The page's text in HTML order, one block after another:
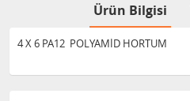
Ürün Bilgisi
4 X 6 PA12 POLYAMİD HORTUM